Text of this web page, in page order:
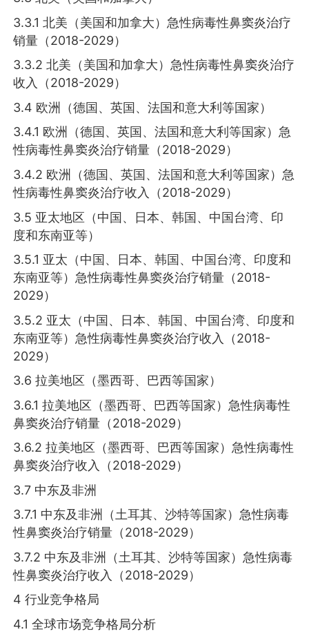
3.3.1 北美（美国和加拿大）急性病毒性鼻窦炎治疗
销量（2018-2029）
3.3.2 北美（美国和加拿大）急性病毒性鼻窦炎治疗
收入（2018-2029）
3.4 欧洲（德国、英国、法国和意大利等国家）
3.4.1 欧洲（德国、英国、法国和意大利等国家）急
性病毒性鼻窦炎治疗销量（2018-2029）
3.4.2 欧洲（德国、英国、法国和意大利等国家）急
性病毒性鼻窦炎治疗收入（2018-2029）
3.5 亚太地区（中国、日本、韩国、中国台湾、印
度和东南亚等）
3.5.1 亚太（中国、日本、韩国、中国台湾、印度和
东南亚等）急性病毒性鼻窦炎治疗销量（2018-
2029）
3.5.2 亚太（中国、日本、韩国、中国台湾、印度和
东南亚等）急性病毒性鼻窦炎治疗收入（2018-
2029）
3.6 拉美地区（墨西哥、巴西等国家）
3.6.1 拉美地区（墨西哥、巴西等国家）急性病毒性
鼻窦炎治疗销量（2018-2029）
3.6.2 拉美地区（墨西哥、巴西等国家）急性病毒性
鼻窦炎治疗收入（2018-2029）
3.7 中东及非洲
3.7.1 中东及非洲（土耳其、沙特等国家）急性病毒
性鼻窦炎治疗销量（2018-2029）
3.7.2 中东及非洲（土耳其、沙特等国家）急性病毒
性鼻窦炎治疗收入（2018-2029）
4 行业竞争格局
4.1 全球市场竞争格局分析